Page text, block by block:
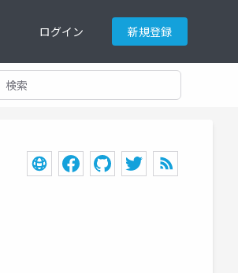
ログイン 新規登録